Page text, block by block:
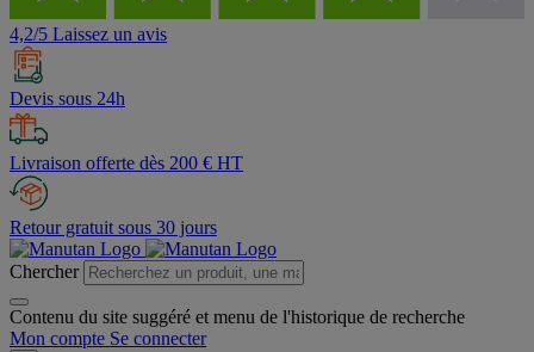
4,2/5 Laissez un avis
Devis sous 24h
Livraison offerte dès 200 € HT
Retour gratuit sous 30 jours
Chercher
Contenu du site suggéré et menu de l'historique de recherche
Mon compte Se connecter